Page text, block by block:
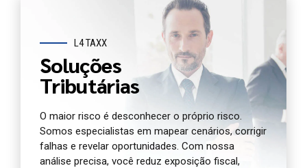
L4 TAXX
Soluções
Tributárias
O maior risco é desconhecer o próprio risco.
Somos especialistas em mapear cenários, corrigir
falhas e revelar oportunidades. Com nossa
análise precisa, você reduz exposição fiscal,